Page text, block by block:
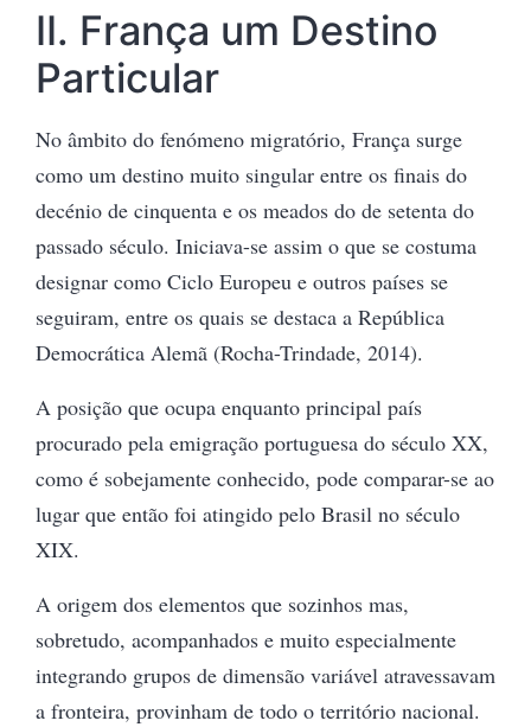
II. França um Destino
Particular
No âmbito do fenómeno migratório, França surge
como um destino muito singular entre os finais do
decénio de cinquenta e os meados do de setenta do
passado século. Iniciava-se assim o que se costuma
designar como Ciclo Europeu e outros países se
seguiram, entre os quais se destaca a República
Democrática Alemã (Rocha-Trindade, 2014).
A posição que ocupa enquanto principal país
procurado pela emigração portuguesa do século XX,
como é sobejamente conhecido, pode comparar-se ao
lugar que então foi atingido pelo Brasil no século
XIX.
A origem dos elementos que sozinhos mas,
sobretudo, acompanhados e muito especialmente
integrando grupos de dimensão variável atravessavam
a fronteira, provinham de todo o território nacional.